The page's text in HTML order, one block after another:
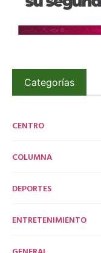
Categorías
CENTRO
COLUMNA
DEPORTES
ENTRETENIMIENTO